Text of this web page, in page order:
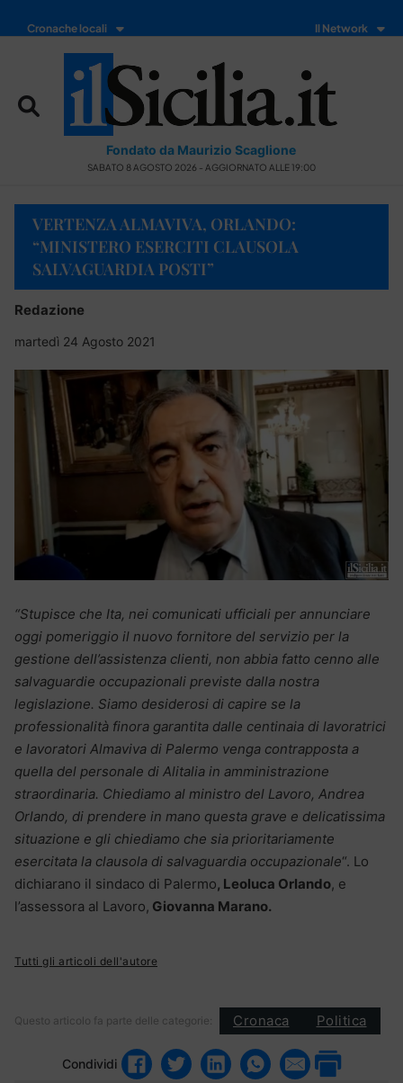
Cronache locali Il Network
Fondato da Maurizio Scaglione
SABATO 8 AGOSTO 2026 - AGGIORNATO ALLE 19:00
VERTENZA ALMAVIVA, ORLANDO:
“MINISTERO ESERCITI CLAUSOLA
SALVAGUARDIA POSTI”
Redazione
martedì 24 Agosto 2021
“Stupisce che Ita, nei comunicati ufficiali per annunciare
oggi pomeriggio il nuovo fornitore del servizio per la
gestione dell’assistenza clienti, non abbia fatto cenno alle
salvaguardie occupazionali previste dalla nostra
legislazione. Siamo desiderosi di capire se la
professionalità finora garantita dalle centinaia di lavoratrici
e lavoratori Almaviva di Palermo venga contrapposta a
quella del personale di Alitalia in amministrazione
straordinaria. Chiediamo al ministro del Lavoro, Andrea
Orlando, di prendere in mano questa grave e delicatissima
situazione e gli chiediamo che sia prioritariamente
esercitata la clausola di salvaguardia occupazionale“. Lo
dichiarano il sindaco di Palermo, Leoluca Orlando, e
l’assessora al Lavoro, Giovanna Marano.
Tutti gli articoli dell'autore
Questo articolo fa parte delle categorie: Cronaca Politica
Condividi